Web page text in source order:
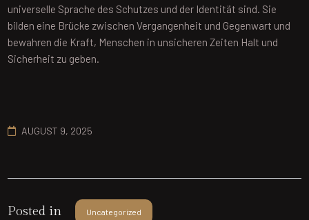
universelle Sprache des Schutzes und der Identität sind. Sie
bilden eine Brücke zwischen Vergangenheit und Gegenwart und
bewahren die Kraft, Menschen in unsicheren Zeiten Halt und
Sicherheit zu geben.
AUGUST 9, 2025
Posted in Uncategorized